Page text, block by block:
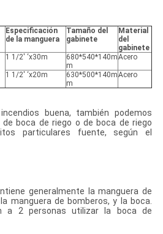
Especificación
de la manguera
Tamaño del
gabinete
Material
del
gabinete
1 1/2' ‘x30m
680*540*140m
m
Acero
1 1/2' ‘x20m
630*500*140m
m
Acero
buena, también podemos
boca de riego o de boca de riego
particulares fuente, según el
generalmente la manguera de
manguera de bomberos, y la boca.
a 2 personas utilizar la boca de